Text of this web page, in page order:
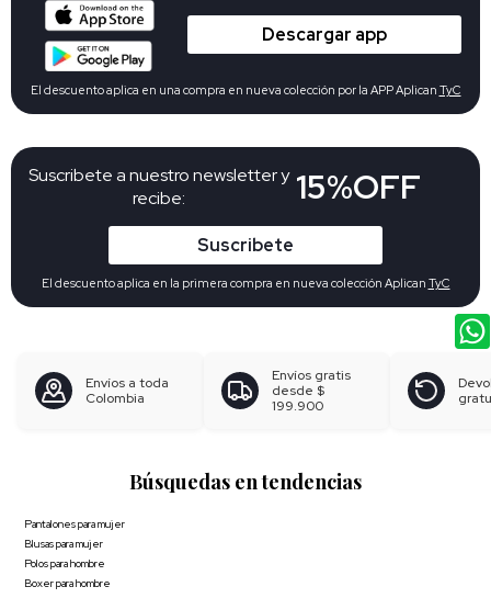
Suscribete a nuestro newsletter y
recibe:
15%OFF
Suscribete
El descuento aplica en la primera compra en nueva colección Aplican TyC
Descargar app
El descuento aplica en una compra en nueva colección por la APP Aplican TyC
Envíos a toda
Colombia
Envíos gratis
desde $
199.900
Búsquedas en tendencias
Pantalones para mujer
Blusas para mujer
Polos para hombre
Boxer para hombre